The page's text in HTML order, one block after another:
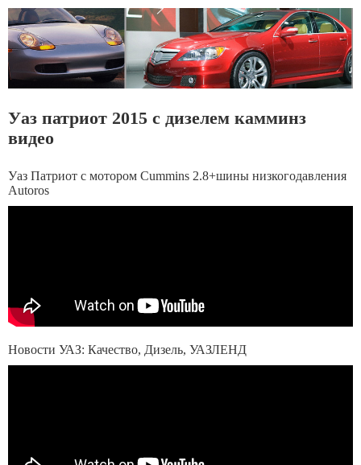
Уаз патриот 2015 с дизелем камминз
видео
Уаз Патриот с мотором Cummins 2.8+шины низкогодавления
Autoros
Новости УАЗ: Качество, Дизель, УАЗЛЕНД